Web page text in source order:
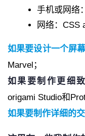
手机或网络
网络：CSS
如果要设计一个屏
Marvel；
如果要制作更细
origami Studio和
如果要制作详细的